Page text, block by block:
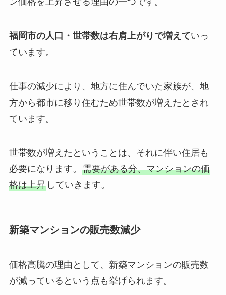
福岡市の人口・世帯数は右肩上がりで増えていっ
ています。
仕事の減少により、地方に住んでいた家族が、地
方から都市に移り住むため世帯数が増えたとされ
ています。
世帯数が増えたということは、それに伴い住居も
必要になります。 需要がある分、マンションの価
格は上昇していきます。
新築マンションの販売数減少
価格高騰の理由として、新築マンションの販売数
が減っているという点も挙げられます。